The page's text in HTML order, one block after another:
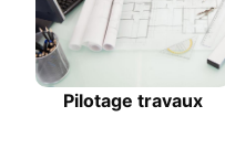
Pilotage travaux